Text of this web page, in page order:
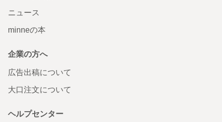
ニュース
minneの本
企業の方へ
広告出稿について
大口注文について
ヘルプセンター